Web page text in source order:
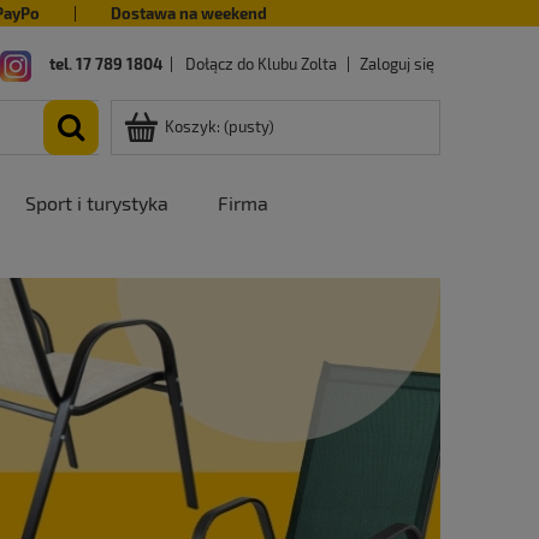
Dostawa na weekend
tel. 17 789 1804 Dołącz do Klubu Zolta Zaloguj się
Koszyk: (pusty)
Sport i turystyka Firma